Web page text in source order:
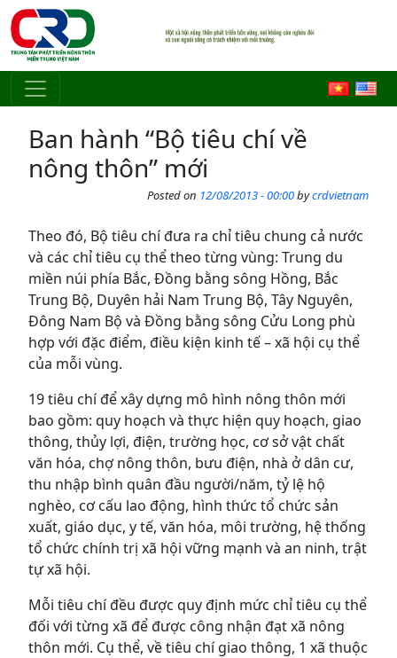
Skip to main content
Ban hành “Bộ tiêu chí về
nông thôn” mới
Posted on 12/08/2013 - 00:00bycrdvietnam
Theo đó, Bộ tiêu chí đưa ra chỉ tiêu chung cả nước
và các chỉ tiêu cụ thể theo từng vùng: Trung du
miền núi phía Bắc, Đồng bằng sông Hồng, Bắc
Trung Bộ, Duyên hải Nam Trung Bộ, Tây Nguyên,
Đông Nam Bộ và Đồng bằng sông Cửu Long phù
hợp với đặc điểm, điều kiện kinh tế – xã hội cụ thể
của mỗi vùng.
19 tiêu chí để xây dựng mô hình nông thôn mới
bao gồm: quy hoạch và thực hiện quy hoạch, giao
thông, thủy lợi, điện, trường học, cơ sở vật chất
văn hóa, chợ nông thôn, bưu điện, nhà ở dân cư,
thu nhập bình quân đầu người/năm, tỷ lệ hộ
nghèo, cơ cấu lao động, hình thức tổ chức sản
xuất, giáo dục, y tế, văn hóa, môi trường, hệ thống
tổ chức chính trị xã hội vững mạnh và an ninh, trật
tự xã hội.
Mỗi tiêu chí đều được quy định mức chỉ tiêu cụ thể
đối với từng xã để được công nhận đạt xã nông
thôn mới. Cụ thể, về tiêu chí giao thông, 1 xã thuộc